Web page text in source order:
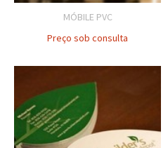
MÓBILE PVC
Preço sob consulta